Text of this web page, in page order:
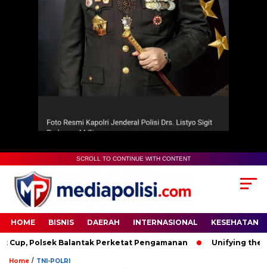
SCROLL TO CONTINUE WITH CONTENT
HOME BISNIS DAERAH INTERNASIONAL KESEHATAN
Polsek Balantak Perketat Pengamanan Unifying the
Home / TNI-POLRI